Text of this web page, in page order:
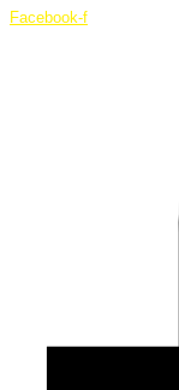
Facebook-f